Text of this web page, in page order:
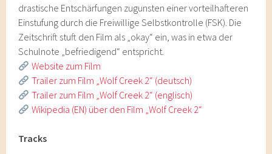
drastische Entschärfungen zugunsten einer vorteilhafteren
Einstufung durch die Freiwillige Selbstkontrolle (FSK). Die
Zeitschrift stuft den Film als „okay“ ein, was in etwa der
Schulnote „befriedigend“ entspricht.
Website zum Film
Trailer zum Film „Wolf Creek 2“ (deutsch)
Trailer zum Film „Wolf Creek 2“ (englisch)
Wikipedia (EN) über den Film „Wolf Creek 2“
Tracks